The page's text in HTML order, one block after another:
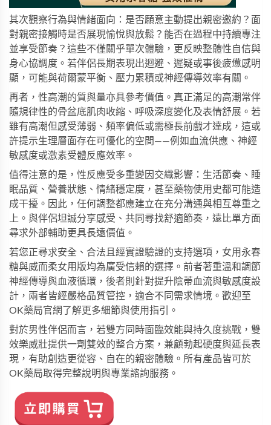
其次觀察行為與情緒面向：是否願意主動提出親密邀約？面
對親密接觸時是否展現愉悅與放鬆？能否在過程中持續專注
並享受節奏？這些不僅關乎單次體驗，更反映整體性自信與
身心協調度。若伴侶長期表現出迴避、遲疑或事後疲憊感明
顯，可能與荷爾蒙平衡、壓力累積或神經傳導效率有關。
再者，性高潮的質與量亦具參考價值。真正滿足的高潮常伴
隨規律性的骨盆底肌肉收縮、呼吸深度變化及表情舒展。若
雖有高潮但感受薄弱、頻率偏低或需極長前戲才達成，這或
許提示生理層面存在可優化的空間——例如血流供應、神經
敏感度或激素受體反應效率。
值得注意的是，性反應受多重變因交織影響：生活節奏、睡
眠品質、營養狀態、情緒穩定度，甚至藥物使用史都可能造
成干擾。因此，任何調整都應建立在充分溝通與相互尊重之
上。與伴侶坦誠分享感受、共同尋找舒適節奏，遠比單方面
尋求外部輔助更具長遠價值。
若您正尋求安全、合法且經實證驗證的支持選項， 女用永春
糖與威而柔女用版均為廣受信賴的選擇。前者著重溫和調節
神經傳導與血液循環，後者則針對提升陰蒂血流與敏感度設
計，兩者皆經嚴格品質管控，適合不同需求情境。歡迎至
OK藥局官網了解更多細節與使用指引。
對於男性伴侶而言，若雙方同時面臨效能與持久度挑戰， 雙
效樂威壯提供一劑雙效的整合方案，兼顧勃起硬度與延長表
現，有助創造更從容、自在的親密體驗。所有產品皆可於
OK藥局取得完整說明與專業諮詢服務。